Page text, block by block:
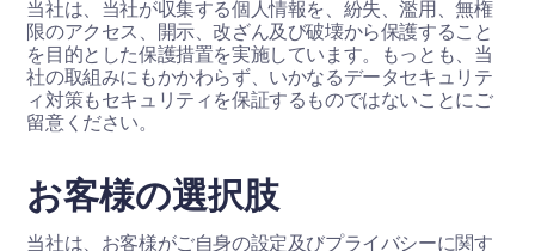
当社は、当社が収集する個人情報を、紛失、濫用、無権
限のアクセス、開示、改ざん及び破壊から保護すること
を目的とした保護措置を実施しています。もっとも、当
社の取組みにもかかわらず、いかなるデータセキュリテ
ィ対策もセキュリティを保証するものではないことにご
留意ください。
お客様の選択肢
当社は、お客様がご自身の設定及びプライバシーに関す